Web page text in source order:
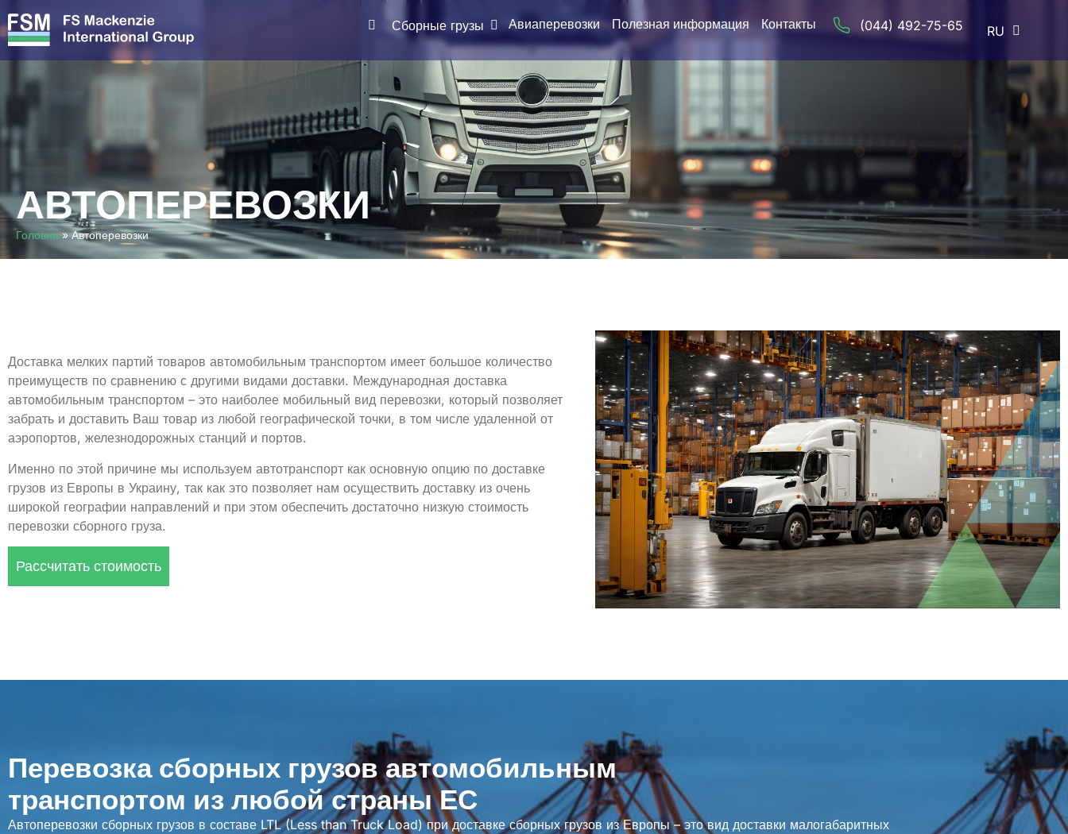
Сборные грузы Авиаперевозки Полезная информация Контакты (044) 492-75-65 RU
UA
АВТОПЕРЕВОЗКИ
Головна»Автоперевозки
Доставка мелких партий товаров автомобильным транспортом имеет большое количество
преимуществ по сравнению с другими видами доставки. Международная доставка
автомобильным транспортом – это наиболее мобильный вид перевозки, который позволяет
забрать и доставить Ваш товар из любой географической точки, в том числе удаленной от
аэропортов, железнодорожных станций и портов.
Именно по этой причине мы используем автотранспорт как основную опцию по доставке
грузов из Европы в Украину, так как это позволяет нам осуществить доставку из очень
широкой географии направлений и при этом обеспечить достаточно низкую стоимость
перевозки сборного груза.
Рассчитать стоимость
Перевозка сборных грузов автомобильным
транспортом из любой страны ЕС
Автоперевозки сборных грузов в составе LTL (Less than Truck Load) при доставке сборных грузов из Европы – это вид доставки малогабаритных